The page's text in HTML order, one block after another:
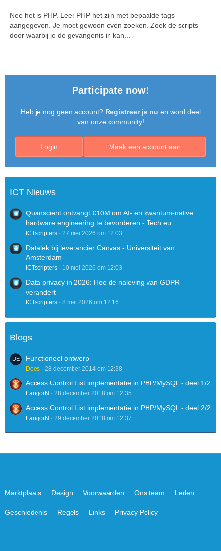
Nee het is PHP. Leer PHP het zijn met bepaalde tags
aangegeven. Je moet gewoon even zoeken. Zoek de scripts
door waarbij je de gevangenis in kan...
Participate now!
Heb je nog geen account? Registreer je nu en word deel
van onze community!
Maak een account aan
Login
ICT Nieuws
Quanscient ontvangt €10M om AI- en kwantum-native
hardware engineering te bevorderen - Tech.eu
ICTscripters 27 mei 2026 om 12:03
Datalek bij leverancier Canvas - Universiteit van
Amsterdam
ICTscripters 10 mei 2026 om 12:03
Data privacy in 2026: Hoe de naleving van GDPR
verandert
ICTscripters 8 mei 2026 om 12:16
Blogs
Functioneel ontwerp
Dees 28 december 2014 om 12:38
Access Control List implementatie in PHP/MySQL - deel 1/2
FangorN 28 december 2018 om 12:35
Access Control List implementatie in PHP/MySQL - deel 2/2
FangorN 29 december 2018 om 12:37
Marktplaats Design Voorwaarden Ons team Leden
Geschiedenis Regels Links Privacy Policy